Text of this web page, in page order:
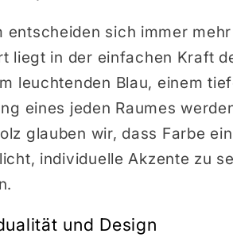
entscheiden sich immer
liegt in der einfachen Kraft
leuchtenden Blau, einem
eines jeden Raumes
glauben wir, dass Farbe
individuelle Akzente zu
und Design